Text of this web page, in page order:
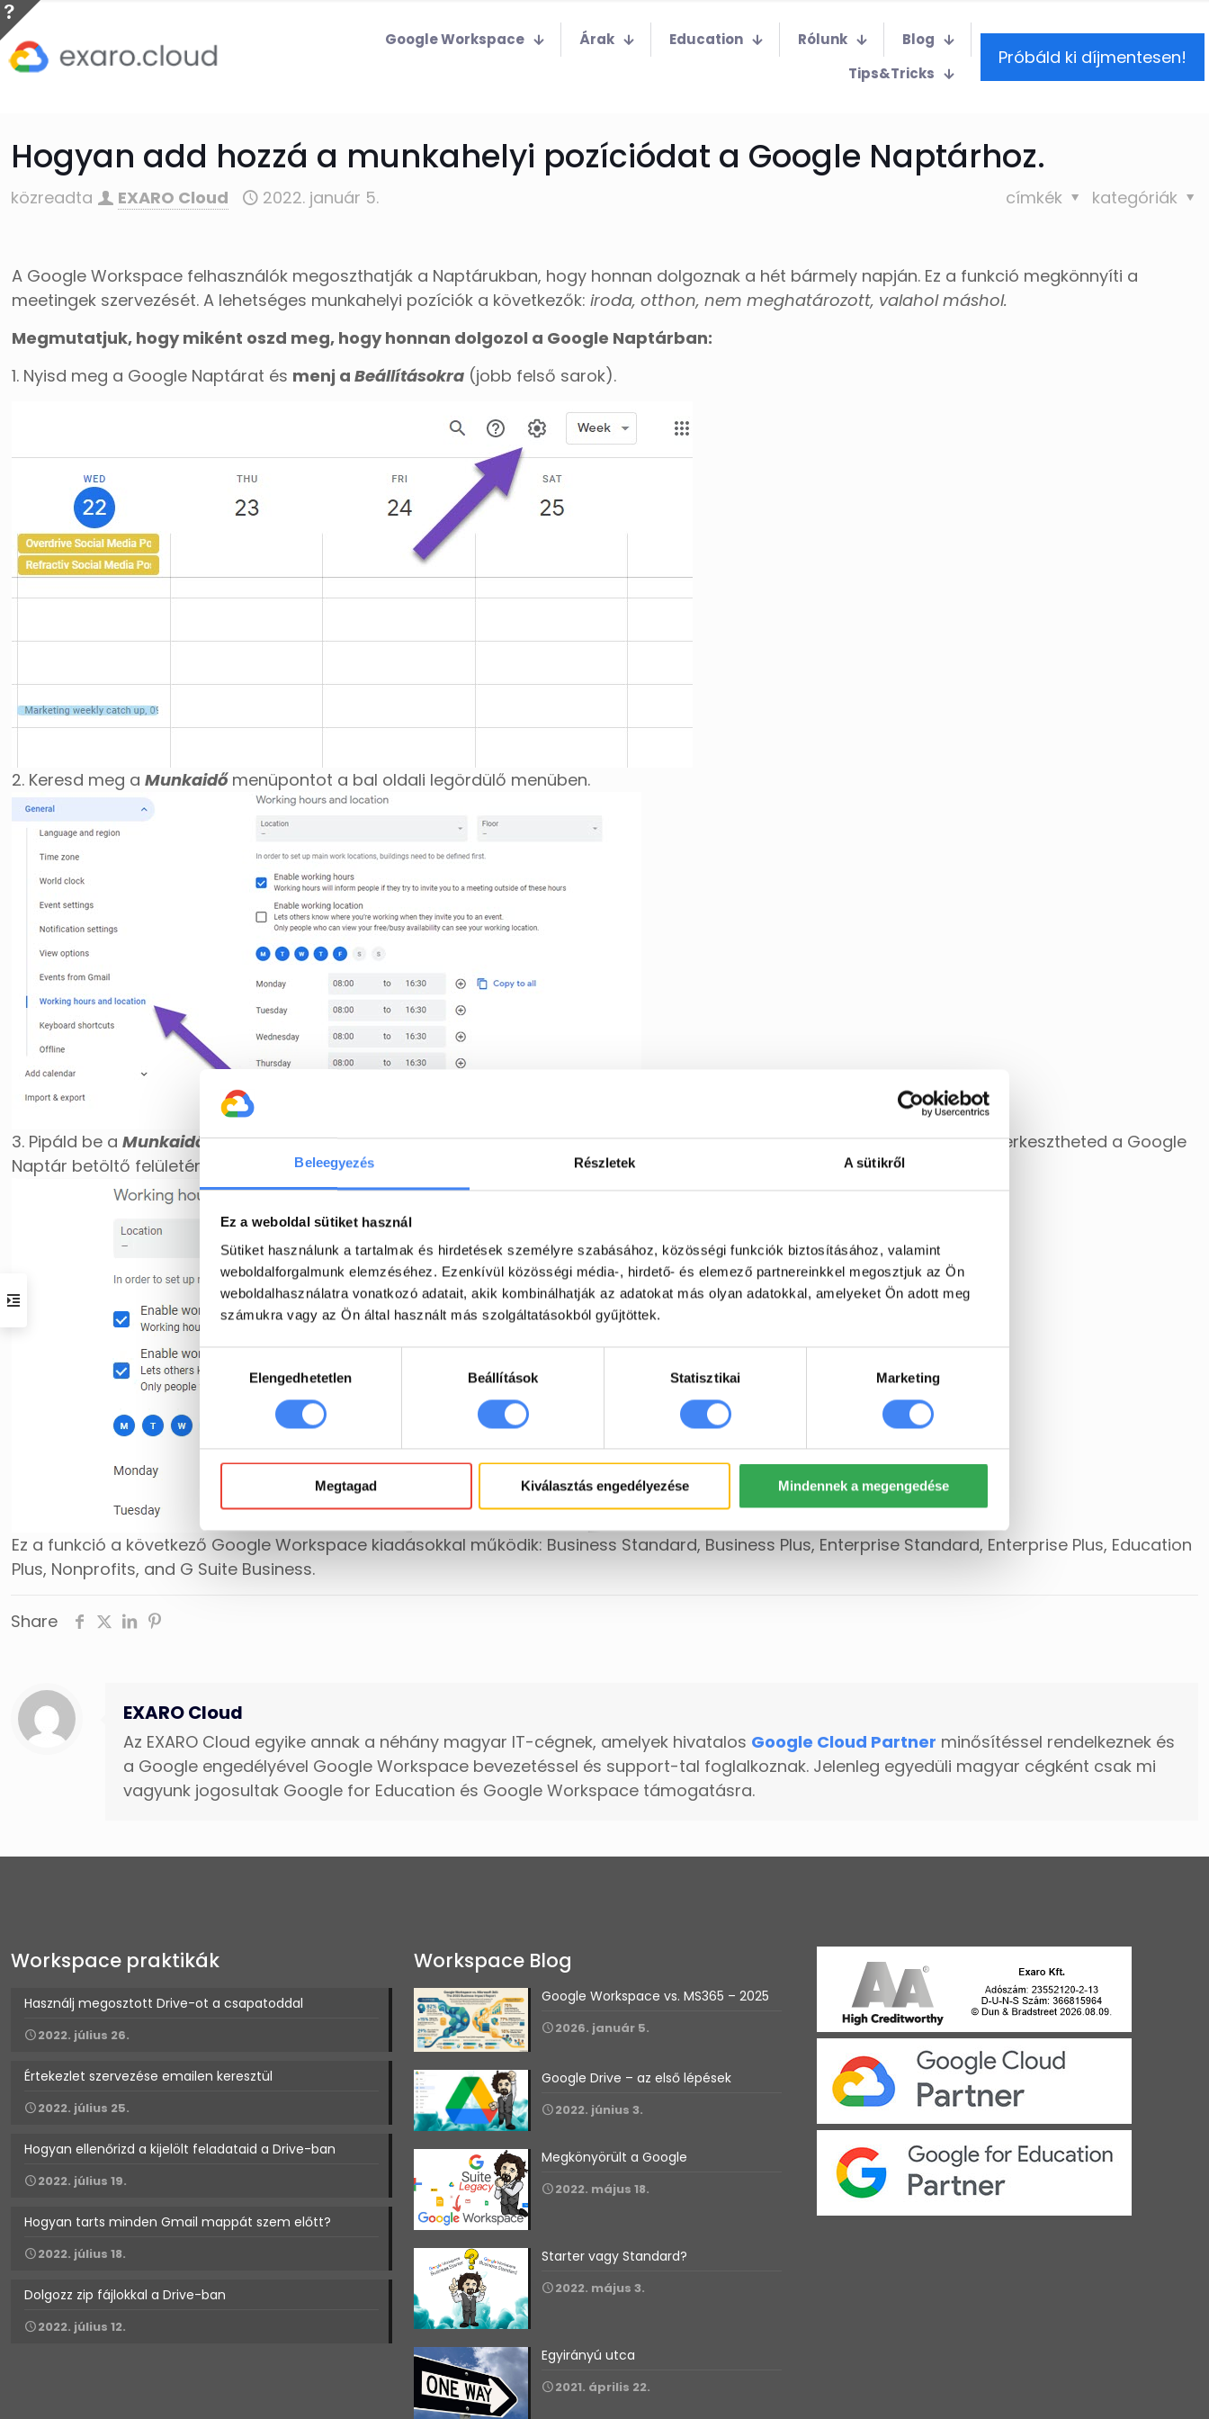
Beleegyezés Részletek A sütikről
Ez a weboldal sütiket használ
Sütiket használunk a tartalmak és hirdetések személyre szabásához, közösségi funkciók biztosításához, valamint
weboldalforgalmunk elemzéséhez. Ezenkívül közösségi média-, hirdető- és elemező partnereinkkel megosztjuk az Ön
weboldalhasználatra vonatkozó adatait, akik kombinálhatják az adatokat más olyan adatokkal, amelyeket Ön adott meg
számukra vagy az Ön által használt más szolgáltatásokból gyűjtöttek.
Hozzájárulás
kiválasztásaElengedhetetlen Beállítások Statisztikai Marketing
Megtagad Kiválasztás engedélyezése Mindennek a megengedése
Google Workspace Árak Education Rólunk
Blog
Tips&Tricks
Próbáld ki díjmentesen!
Hogyan add hozzá a munkahelyi pozíciódat a Google Naptárhoz.
közreadta EXARO Cloud 2022. január 5. kategóriák
címkék
A Google Workspace felhasználók megoszthatják a Naptárukban, hogy honnan dolgoznak a hét bármely napján. Ez a funkció megkönnyíti a
meetingek szervezését. A lehetséges munkahelyi pozíciók a következők:iroda, otthon, nem meghatározott, valahol máshol.
Megmutatjuk, hogy miként oszd meg, hogy honnan dolgozol a Google Naptárban:
1. Nyisd meg a Google Naptárat és menj aBeállításokra (jobb felső sarok).
2. Keresd meg aMunkaidőmenüpontot a bal oldali legördülő menüben.
3. Pipáld be aMunkaidő engedélyezésedobozt és add meg a tartózkodási helyedet mindegyik munkanapon. Ezt később szerkesztheted a Google
Naptár betöltő felületén.
Ez a funkció a következő Google Workspace kiadásokkal működik: Business Standard, Business Plus, Enterprise Standard, Enterprise Plus, Education
Plus, Nonprofits, and G Suite Business.
Share
EXARO Cloud
Az EXARO Cloud egyike annak a néhány magyar IT-cégnek, amelyek hivatalos Google Cloud Partner minősítéssel rendelkeznek és
a Google engedélyével Google Workspace bevezetéssel és support-tal foglalkoznak. Jelenleg egyedüli magyar cégként csak mi
vagyunk jogosultak Google for Education és Google Workspace támogatásra.
Workspace praktikák
Használj megosztott Drive-ot a csapatoddal
2022. július 26.
Értekezlet szervezése emailen keresztül
2022. július 25.
Hogyan ellenőrizd a kijelölt feladataid a Drive-ban
2022. július 19.
Hogyan tarts minden Gmail mappát szem előtt?
2022. július 18.
Dolgozz zip fájlokkal a Drive-ban
2022. július 12.
Workspace Blog
Google Workspace vs. MS365 – 2025
2026. január 5.
Google Drive – az első lépések
2022. június 3.
Megkönyörült a Google
2022. május 18.
Starter vagy Standard?
2022. május 3.
Egyirányú utca
2021. április 22.